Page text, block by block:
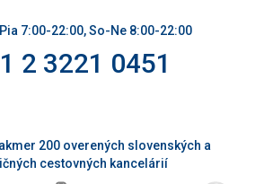
7:00-22:00, So-Ne 8:00-22:00
2 3221 0451
200 overených slovenských a
cestovných kancelárií